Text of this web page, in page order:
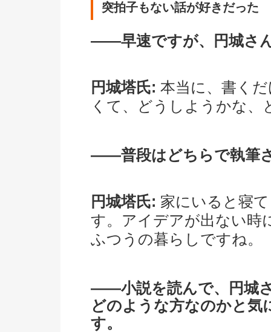
突拍子もない話が好きだった
――早速ですが、円城さ
円城塔氏: 本当に、書く
くて、どうしようかな、
――普段はどちらで執筆
円城塔氏: 家にいると寝
す。アイデアが出ない時
ふつうの暮らしですね。
――小説を読んで、円城
どのような方なのかと気
す。